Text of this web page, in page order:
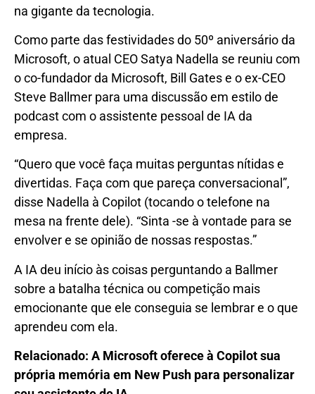
na gigante da tecnologia.
Como parte das festividades do 50º aniversário da
Microsoft, o atual CEO Satya Nadella se reuniu com
o co-fundador da Microsoft, Bill Gates e o ex-CEO
Steve Ballmer para uma discussão em estilo de
podcast com o assistente pessoal de IA da
empresa.
“Quero que você faça muitas perguntas nítidas e
divertidas. Faça com que pareça conversacional”,
disse Nadella à Copilot (tocando o telefone na
mesa na frente dele). “Sinta -se à vontade para se
envolver e se opinião de nossas respostas.”
A IA deu início às coisas perguntando a Ballmer
sobre a batalha técnica ou competição mais
emocionante que ele conseguia se lembrar e o que
aprendeu com ela.
Relacionado: A Microsoft oferece à Copilot sua
própria memória em New Push para personalizar